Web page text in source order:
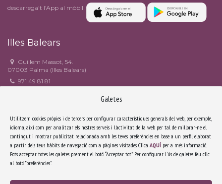
Galetes
Utilitzem cookies pròpies i de tercers per configurar característiques generals del web, per exemple,
idioma, així com per analitzar els nostres serveis i l'activitat de la web per tal de millorar-ne el
contingut i mostrar publicitat relacionada amb les teves preferències en base a un perfil elaborat
a partir dels teus hàbits de navegació com a pàgines visitades. Clica AQUÍ per a més informació.
Pots acceptar totes les galetes prement el botó “Acceptar tot”. Per configurar l'ús de galetes feu clic
al botó "preferències".
descarrega't l'App al mòbil!
Illes Balears
Guillem Massot, 54.
07003 Palma (Illes Balears)
971 49 81 81
Facebook
Catalunya
Riera Sant Miquel, 3, 3r 4a.
08006 Barcelona (Catalunya)